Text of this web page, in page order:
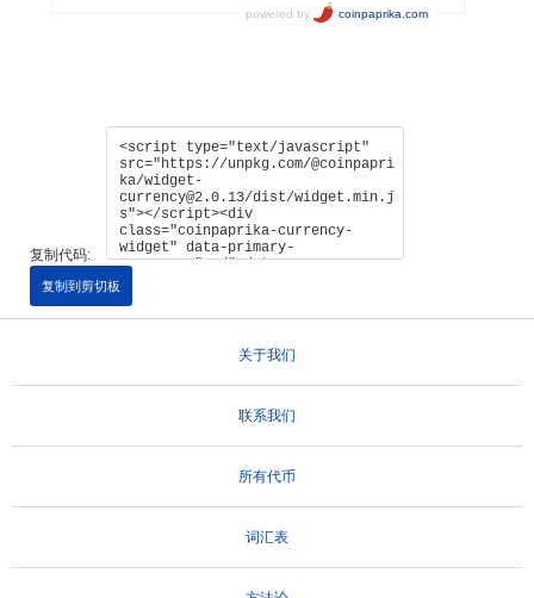
复制代码:
复制到剪切板
关于我们
联系我们
所有代币
词汇表